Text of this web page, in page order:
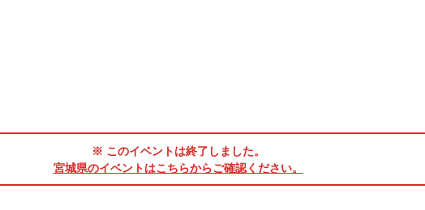
※ このイベントは終了しました。
宮城県のイベントはこちらからご確認ください。